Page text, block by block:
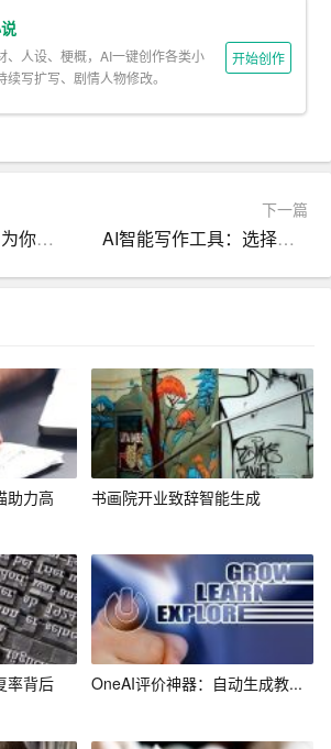
，还能降低人力成本。
饮美食行业的运营应用
例如，通过分析顾客的点餐习惯和喜
荐合适的套餐和菜品，并根据顾客的
此外，智能点餐系统还可以实现自动
等待时间。
技术进行智能库存管理，降低库存成
过分析销售数据和菜品受欢迎程度，A
趋势，为企业提供合理的采购建议。
库存的实时监控和预警，帮助餐饮企
象。
学习技术不断学习和改进烹饪技巧，
的佳肴。例如，借助AI技术，厨师可
客口味，自动调整烹饪参数，如火
这种智能烹饪方式不仅提高了菜品质
、人设、梗概，AI一键创作各类小
续写扩写、剧情人物修改。
开始创作
AI智能写作平台：为你的写作开启新篇章
下一篇
AI智能写作工具：选择你的创意之路
助力高
书画院开业致辞智能生成
率背后
OneAI评价神器：自动生成教...